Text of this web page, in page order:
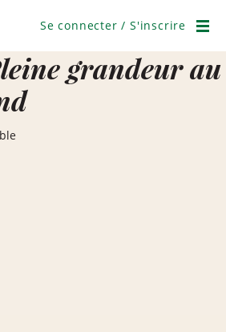
Se connecter / S'inscrire
grandeur au